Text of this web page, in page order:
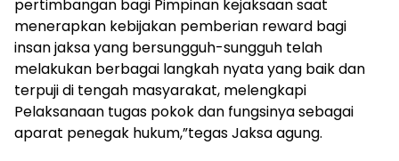
pertimbangan bagi Pimpinan kejaksaan saat
menerapkan kebijakan pemberian reward bagi
insan jaksa yang bersungguh-sungguh telah
melakukan berbagai langkah nyata yang baik dan
terpuji di tengah masyarakat, melengkapi
Pelaksanaan tugas pokok dan fungsinya sebagai
aparat penegak hukum,”tegas Jaksa agung.